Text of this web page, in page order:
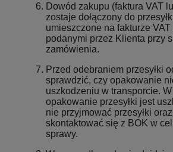
Dowód zakupu (faktura VAT
zostaje dołączony do
umieszczone na fakturze
podanymi przez Klienta przy
zamówienia.
Przed odebraniem przesyłki
sprawdzić, czy opakowanie
uszkodzeniu w transporcie.
opakowanie przesyłki jest
nie przyjmować przesyłki
skontaktować się z BOK w
sprawy.